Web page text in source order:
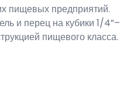
пищевых предприятий.
и перец на кубики 1/4”–
пищевого класса.